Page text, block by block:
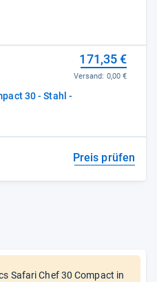
30 - Stahl -
171,35 €
Versand: 0,00 €
Preis prüfen
Safari Chef 30 Compact in